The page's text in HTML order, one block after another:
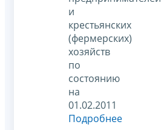
и
крестьянских
(фермерских)
хозяйств
по
состоянию
на
01.02.2011
Подробнее